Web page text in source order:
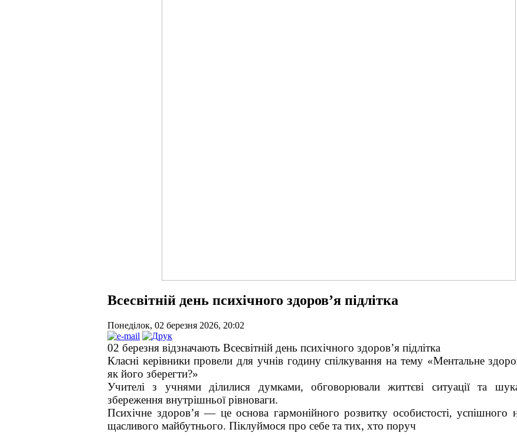
Всесвітній день психічного здоров’я підлітка
Понеділок, 02 березня 2026, 20:02
02 березня відзначають Всесвітній день психічного здоров’я підлітка
Класні керівники провели для учнів годину спілкування на тему «Ментальне
як його зберегти?»
Учителі з учнями ділилися думками, обговорювали життєві ситуації та
збереження внутрішньої рівноваги.
Психічне здоров’я — це основа гармонійного розвитку особистості, успішного
щасливого майбутнього. Піклуймося про себе та тих, хто поруч